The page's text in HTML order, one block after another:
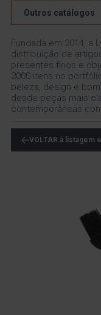
Outros catálogos
Fundada em 2014, a
distribuição de
presentes finos e
2000 itens no
beleza, design e
desde peças mais
contemporâneas
VOLTAR à listagem